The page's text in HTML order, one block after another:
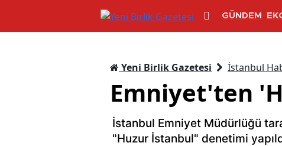
GÜNDEM
Yeni Birlik Gazetesi İstanbul
Emniyet'ten
İstanbul Emniyet Müdürlüğü
"Huzur İstanbul" denetimi